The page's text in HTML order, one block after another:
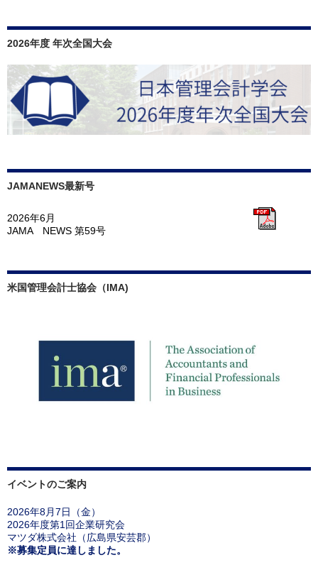
2026年度 年次全国大会
JAMANEWS最新号
2026年6月
JAMA NEWS 第59号
米国管理会計士協会（IMA)
イベントのご案内
2026年8月7日（金）
2026年度第1回企業研究会
マツダ株式会社（広島県安芸郡）
※募集定員に達しました。